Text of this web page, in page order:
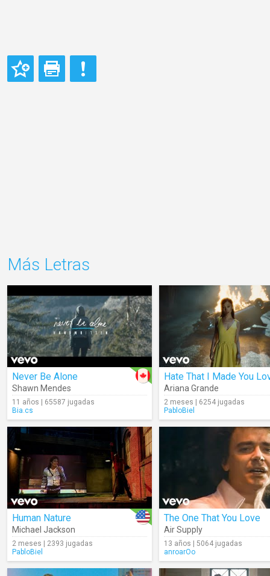
Más Letras
Never Be Alone
Shawn Mendes
11 años | 65587 jugadas
Bia.cs
Ariana Grande
2 meses | 6254 jugadas
PabloBiel
Human Nature
Michael Jackson
2 meses | 2393 jugadas
PabloBiel
The One That You Love
Air Supply
13 años | 5064 jugadas
anroarOo